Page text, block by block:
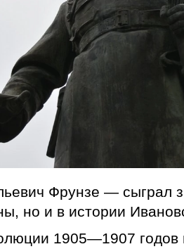
Фрунзе — сыграл
но и в истории
1905—1907 годов